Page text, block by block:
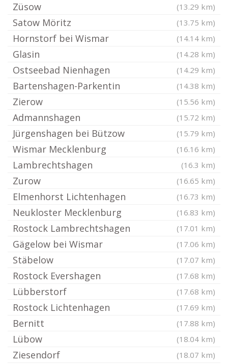
Züsow (13.29 km)
Satow Möritz (13.75 km)
Hornstorf bei Wismar (14.14 km)
Glasin (14.28 km)
Ostseebad Nienhagen (14.29 km)
Bartenshagen-Parkentin (14.38 km)
Zierow (15.56 km)
Admannshagen (15.72 km)
Jürgenshagen bei Bützow (15.79 km)
Wismar Mecklenburg (16.16 km)
Lambrechtshagen (16.3 km)
Zurow (16.65 km)
Elmenhorst Lichtenhagen (16.73 km)
Neukloster Mecklenburg (16.83 km)
Rostock Lambrechtshagen (17.01 km)
Gägelow bei Wismar (17.06 km)
Stäbelow (17.07 km)
Rostock Evershagen (17.68 km)
Lübberstorf (17.68 km)
Rostock Lichtenhagen (17.69 km)
Bernitt (17.88 km)
Lübow (18.04 km)
Ziesendorf (18.07 km)